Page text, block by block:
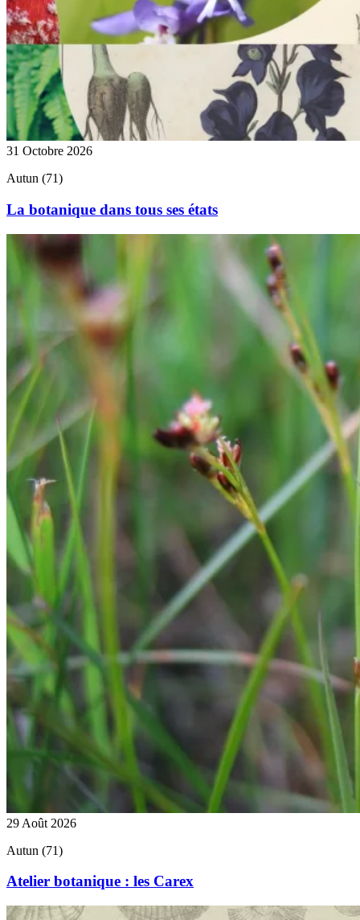
31 Octobre 2026
Autun (71)
La botanique dans tous ses états
29 Août 2026
Autun (71)
Atelier botanique : les Carex